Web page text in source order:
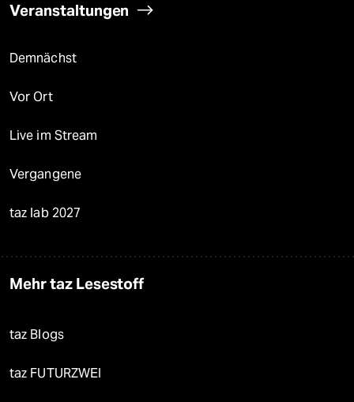
Veranstaltungen
Demnächst
Vor Ort
Live im Stream
Vergangene
taz lab 2027
Mehr taz Lesestoff
taz Blogs
taz FUTURZWEI